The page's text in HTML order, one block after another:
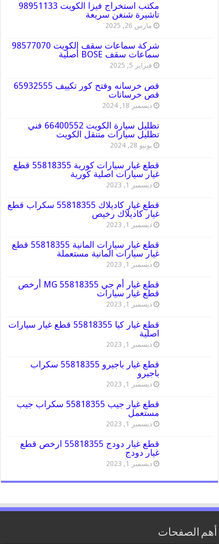
مكتب استخراج فيزا الكويت 98951133
تاشيرة شنغن سريعة
مارس 26, 2025
شركة سماعات سقف الكويت 98577070
سماعات سقف BOSE أصلية
فبراير 5, 2025
قص خرسانه وفتح كور تكييف 65932555
قص خرسانات
ديسمبر 18, 2024
تظليل سيارة الكويت 66400552 فني
تظليل سيارات متنقل الكويت
يونيو 28, 2024
قطع غيار سيارات كورية 55818355 قطع
غيار سيارات اصلية كورية
ديسمبر 1, 2023
قطع غيار كاديلاك 55818355 سكراب قطع
غيار كاديلاك رخيص
ديسمبر 1, 2023
قطع غيار سيارات المانية 55818355 قطع
غيار سيارات المانية مستعملة
ديسمبر 1, 2023
قطع غيار أم جي MG 55818355 أرخص
قطع غيار سيارات
ديسمبر 1, 2023
قطع غيار كيا 55818355 قطع غيار سيارات
اصلية
ديسمبر 1, 2023
قطع غيار باجيرو 55818355 سكراب
باجيرو
ديسمبر 1, 2023
قطع غيار جيب 55818355 سكراب جيب
مستعمل
ديسمبر 1, 2023
قطع غيار دودج 55818355 ارخص قطع
غيار دودج
ديسمبر 1, 2023
أهم الصفحات